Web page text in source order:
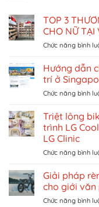
TOP 3
CHO NỮ TẠI
Chức năng bình
Hướng dẫn
trí ở
Chức năng bình
Triệt lông
trình LG
LG Clinic
Chức năng bình
Giải pháp
cho giới văn
Chức năng bình